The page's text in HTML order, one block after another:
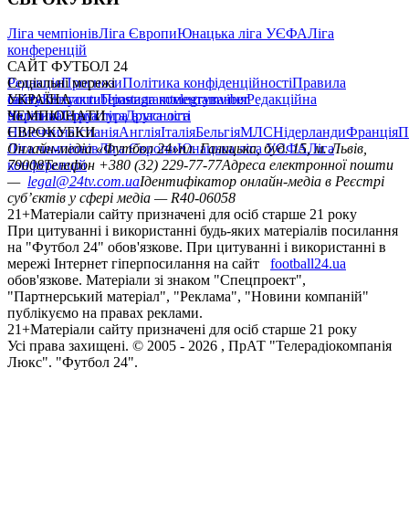
Ліга чемпіонівЛіга ЄвропиЮнацька ліга УЄФАЛіга
конференцій
САЙТ ФУТБОЛ 24
РедакціяПрогнозиПолітика конфіденційностіПравила
сайтуКонтактиПравила коментуванняРедакційна
політикаСтруктура власності
Соціальні мережі
facebookxyoutubeinstagramtelegramviber
УКРАЇНА
УкраїнаПерша лігаДруга ліга
ЧЕМПІОНАТИ
НімеччинаІспаніяАнгліяІталіяБельгіяМЛСНідерландиФранція
ЄВРОКУБКИ
Ліга чемпіонівЛіга ЄвропиЮнацька ліга УЄФАЛіга
конференцій
Онлайн-медіа «Футбол 24»пл. Галицька, буд. 15, м. Львів,
79008Телефон +380 (32) 229-77-77Адреса електронної пошти
— legal@24tv.com.uaІдентифікатор онлайн-медіа в Реєстрі
суб’єктів у сфері медіа — R40-06058
21+Матеріали сайту призначені для осіб старше 21 року
При цитуванні і використанні будь-яких матеріалів посилання
на "Футбол 24" обов'язкове. При цитуванні і використанні в
мережі Інтернет гіперпосилання на сайт
football24.ua
обов'язкове. Матеріали зі знаком "Спецпроект",
"Партнерський матеріал", "Реклама", "Новини компаній"
публікуємо на правах реклами.
21+Матеріали сайту призначені для осіб старше 21 року
Усi права захищенi. © 2005 - 2026 , ПрАТ "Телерадіокомпанія
Люкс". "Футбол 24".